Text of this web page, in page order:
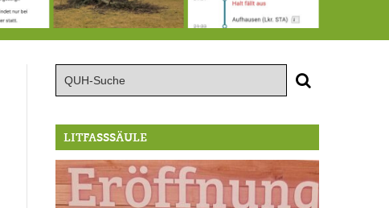
LITFASSSÄULE